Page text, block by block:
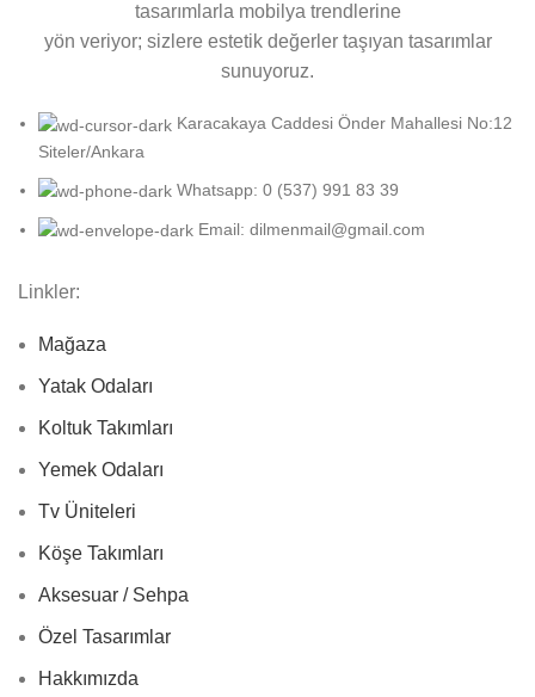
tasarımlarla mobilya trendlerine
yön veriyor; sizlere estetik değerler taşıyan tasarımlar
sunuyoruz.
Karacakaya Caddesi Önder Mahallesi No:12
Siteler/Ankara
Whatsapp: 0 (537) 991 83 39
Email: dilmenmail@gmail.com
Linkler:
Mağaza
Yatak Odaları
Koltuk Takımları
Yemek Odaları
Tv Üniteleri
Köşe Takımları
Aksesuar / Sehpa
Özel Tasarımlar
Hakkımızda